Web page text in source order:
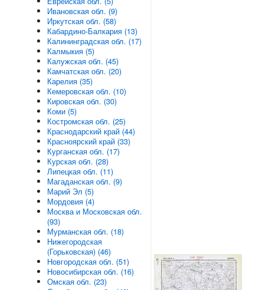
Ивановская обл. (9)
Иркутская обл. (58)
Кабардино-Балкария (13)
Калининградская обл. (17)
Калмыкия (5)
Калужская обл. (45)
Камчатская обл. (20)
Карелия (35)
Кемеровская обл. (10)
Кировская обл. (30)
Коми (5)
Костромская обл. (25)
Краснодарский край (44)
Красноярский край (33)
Курганская обл. (17)
Курская обл. (28)
Липецкая обл. (11)
Магаданская обл. (9)
Марий Эл (5)
Мордовия (4)
Москва и Московская обл.
(93)
Мурманская обл. (18)
Нижегородская
(Горьковская) (46)
Новгородская обл. (51)
Новосибирская обл. (16)
Омская обл. (23)